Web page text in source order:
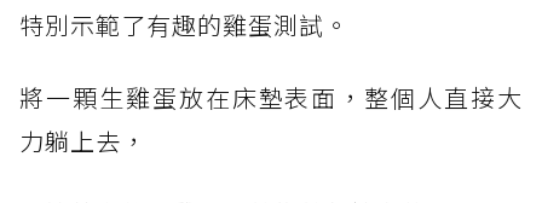
特別示範了有趣的雞蛋測試。
將一顆生雞蛋放在床墊表面，整個人直接大
力躺上去，